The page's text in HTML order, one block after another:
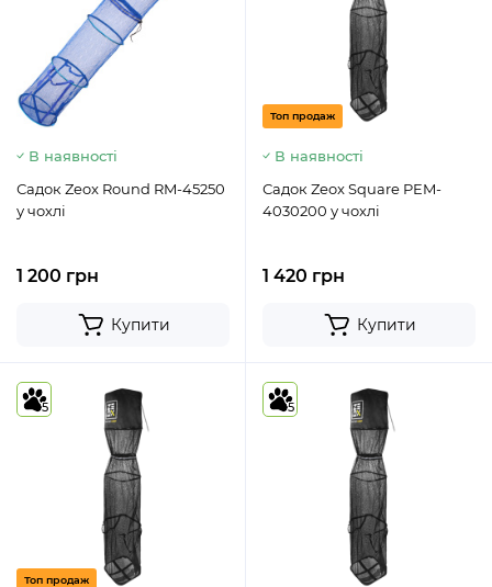
В наявності
Садок Zeox Round RM-45250
у чохлі
1 200 грн
Купити
Топ продаж
В наявності
Садок Zeox Square PEM-
4030200 у чохлі
1 420 грн
Купити
5
Топ продаж
5